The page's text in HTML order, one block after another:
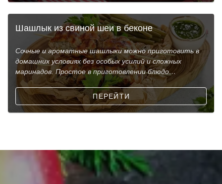
Шашлык из свиной шеи в беконе
Сочные и ароматные шашлыки можно приготовить в
домашних условиях без особых усилий и сложных
маринадов. Простое в приготовлении блюдо
рассчитано на вр
ПЕРЕЙТИ